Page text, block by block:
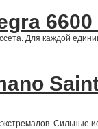
6600
Для каждой
Сильные